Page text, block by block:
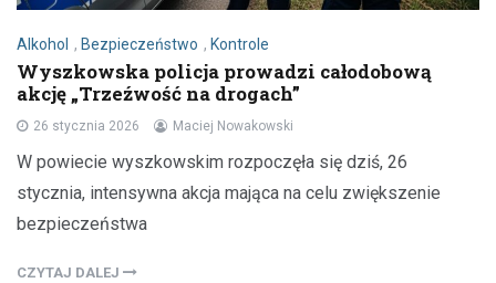
Alkohol , Bezpieczeństwo , Kontrole
Wyszkowska policja prowadzi całodobową
akcję „Trzeźwość na drogach”
26 stycznia 2026 Maciej Nowakowski
W powiecie wyszkowskim rozpoczęła się dziś, 26
stycznia, intensywna akcja mająca na celu zwiększenie
bezpieczeństwa
CZYTAJ DALEJ